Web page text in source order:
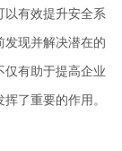
以有效提升安全系
发现并解决潜在的
仅有助于提高企业
了重要的作用。